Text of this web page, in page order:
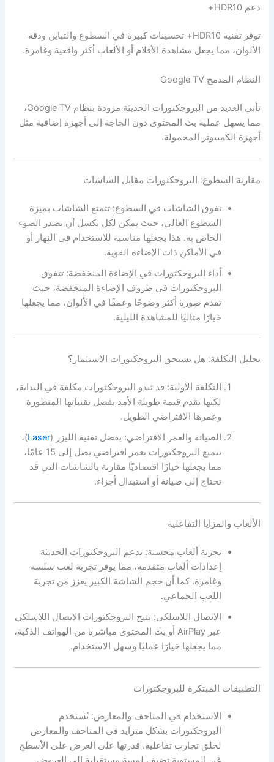
دعم HDR10+
توفر تقنية HDR10+ تحسينات كبيرة في السطوع والتباين ودقة
الألوان، مما يجعل مشاهدة الأفلام أو الألعاب أكثر واقعية وغامرة.
النظام المدمج Google TV
تأتي العديد من البروجكتورات الحديثة مزودة بنظام Google TV،
مما يسهل عملية بث المحتوى دون الحاجة إلى أجهزة إضافية مثل
أجهزة الكمبيوتر المحمولة.
مقارنة السطوع: البروجكتورات مقابل الشاشات
تفوق الشاشات في السطوع: تتمتع الشاشات بميزة
السطوع العالي، حيث يمكن لكل بكسل أن يصدر الضوء
الخاص به. هذا يجعلها مناسبة للاستخدام في النهار أو
في الأماكن ذات الإضاءة القوية.
أداء البروجكتورات في الإضاءة المنخفضة: تتفوق
البروجكتورات في ظروف الإضاءة المنخفضة، حيث
تقدم صورة أكثر وضوحًا وعمقًا في الألوان، مما يجعلها
خيارًا مثاليًا للمشاهدة الليلية.
تحليل التكلفة: هل تستحق البروجكتورات الاستثمار؟
التكلفة الأولية: قد تبدو البروجكتورات مكلفة في البداية،
لكنها تقدم قيمة طويلة الأمد بفضل تقنياتها المتطورة
وعمرها الافتراضي الطويل.
الصيانة والعمر الافتراضي: بفضل تقنية الليزر (Laser)،
تتمتع البروجكتورات بعمر افتراضي يصل إلى 15 عامًا،
مما يجعلها خيارًا اقتصاديًا مقارنة بالشاشات التي قد
تحتاج إلى صيانة أو استبدال أجزاء.
الألعاب والمزايا التفاعلية
تجربة ألعاب محسنة: تدعم البروجكتورات الحديثة
إعدادات ألعاب متقدمة، مما يوفر تجربة لعب سلسة
وغامرة. كما أن حجم الشاشة الكبير يعزز من تجربة
اللعب الجماعي.
الاتصال اللاسلكي: تتيح البروجكتورات الاتصال اللاسلكي
عبر AirPlay أو بث المحتوى مباشرة من الهواتف الذكية،
مما يجعلها خيارًا عمليًا وسهل الاستخدام.
التطبيقات المبتكرة للبروجكتورات
الاستخدام في المتاحف والمعارض: تُستخدم
البروجكتورات بشكل متزايد في المتاحف والمعارض
لخلق تجارب تفاعلية. قدرتها على العرض على الأسطح